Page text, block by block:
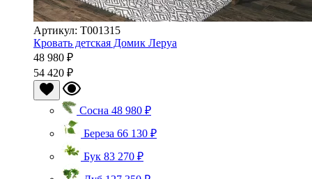
Артикул: Т001315
Кровать детская Домик Леруа
48 980 ₽
54 420 ₽
Сосна 48 980 ₽
Береза 66 130 ₽
Бук 83 270 ₽